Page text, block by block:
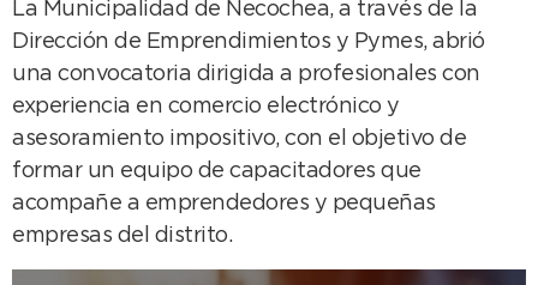
La Municipalidad de Necochea, a través de la
Dirección de Emprendimientos y Pymes, abrió
una convocatoria dirigida a profesionales con
experiencia en comercio electrónico y
asesoramiento impositivo, con el objetivo de
formar un equipo de capacitadores que
acompañe a emprendedores y pequeñas
empresas del distrito.